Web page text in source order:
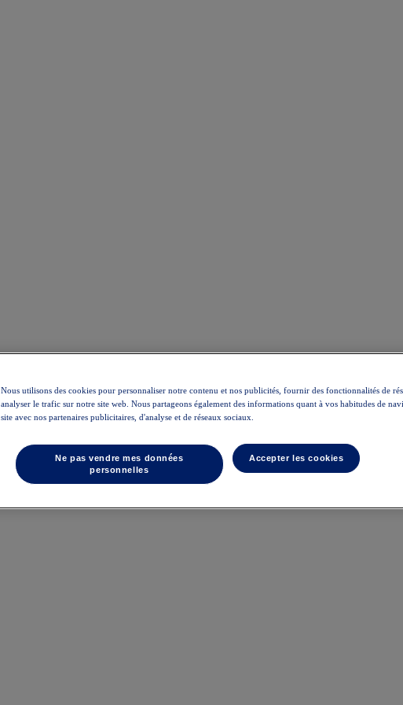
Nous utilisons des cookies pour personnaliser notre contenu et nos publicités, fournir des fonctionnalités de
analyser le trafic sur notre site web. Nous partageons également des informations quant à vos habitudes de
site avec nos partenaires publicitaires, d'analyse et de réseaux sociaux.
Ne pas vendre mes données
personnelles
Accepter les cookies